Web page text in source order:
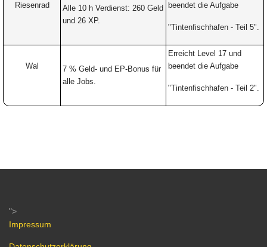
Riesenrad
Alle 10 h Verdienst: 260 Geld
und 26 XP.
beendet die Aufgabe
"Tintenfischhafen - Teil 5".
Wal
7 % Geld- und EP-Bonus für
alle Jobs.
Erreicht Level 17 und
beendet die Aufgabe
"Tintenfischhafen - Teil 2".
">
Impressum